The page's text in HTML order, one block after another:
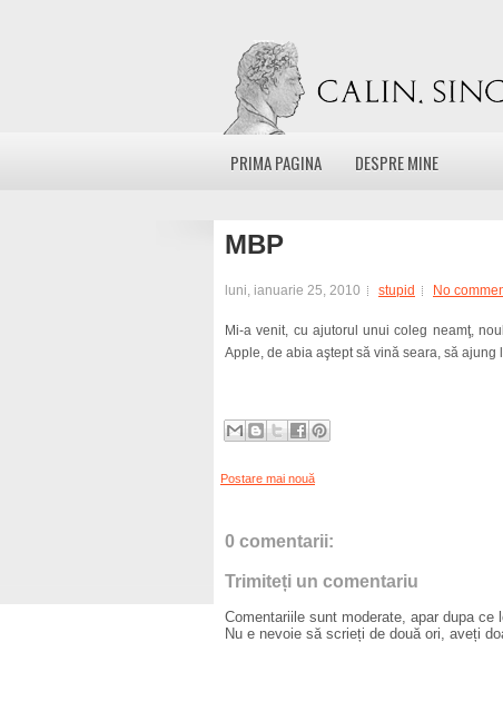
PRIMA PAGINA DESPRE MINE
MBP
luni, ianuarie 25, 2010 stupid No
Mi-a venit, cu ajutorul unui coleg neamţ,
Apple, de abia aştept să vină seara, să
Postare mai nouă
0 comentarii:
Trimiteți un comentariu
Comentariile sunt moderate, apar dupa
Nu e nevoie să scrieți de două ori, aveți